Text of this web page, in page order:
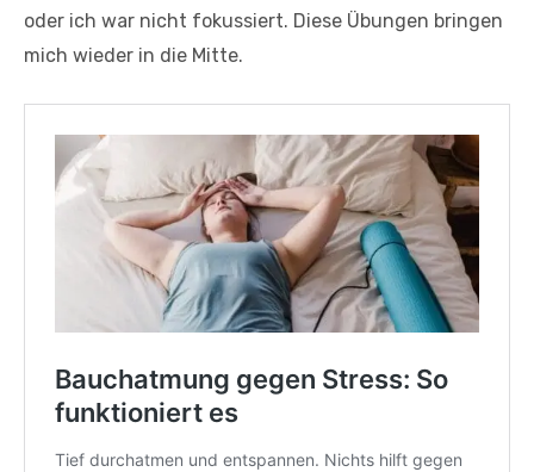
oder ich war nicht fokussiert. Diese Übungen bringen
mich wieder in die Mitte.